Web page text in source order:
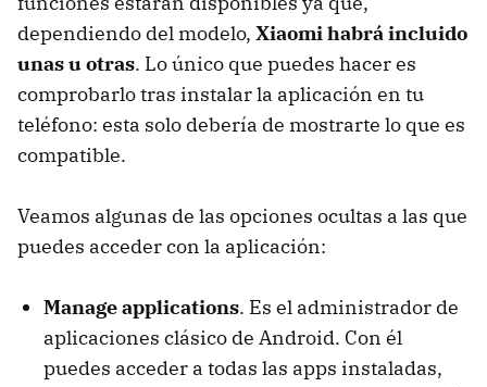
dependiendo del modelo, Xiaomi habrá incluido
unas u otras. Lo único que puedes hacer es
comprobarlo tras instalar la aplicación en tu
teléfono: esta solo debería de mostrarte lo que es
compatible.
Veamos algunas de las opciones ocultas a las que
puedes acceder con la aplicación:
Manage applications. Es el administrador de
aplicaciones clásico de Android. Con él
puedes acceder a todas las apps instaladas,